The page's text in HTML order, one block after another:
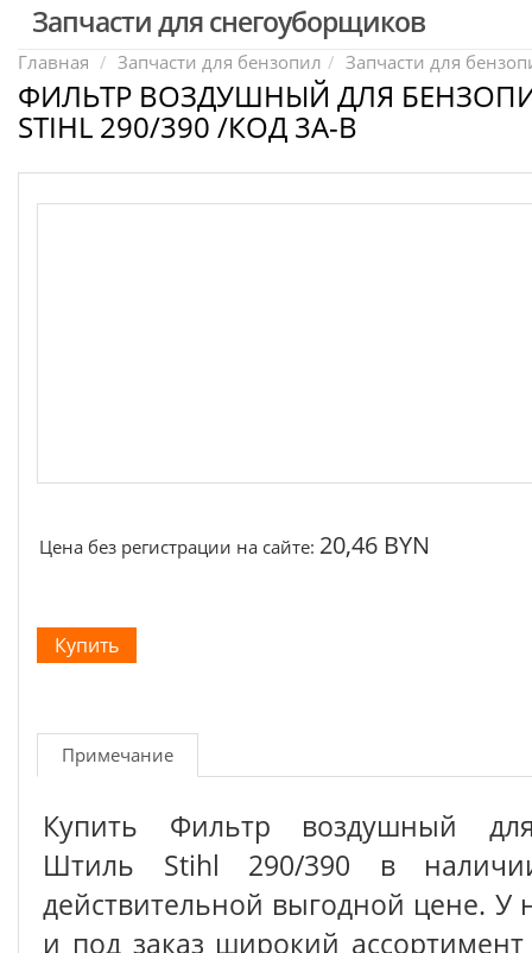
Запчасти для УШМ (болгарок)
Запчасти для электроинструмента другие
Конденсаторы
Якоря, статоры
Аккумуляторы, зарядные устройства
Щётки, щёточные узлы
Скидка 50%
Запчасти для снегоуборщиков
Главная Запчасти для бензопил Запчасти для
ФИЛЬТР ВОЗДУШНЫЙ ДЛЯ
STIHL 290/390 /КОД 3A-B
Цена без регистрации на сайте: 20,46 BYN
Примечание
Купить Фильтр воздушный
Штиль Stihl 290/390 в
действительной выгодной цене. У
и под заказ широкий